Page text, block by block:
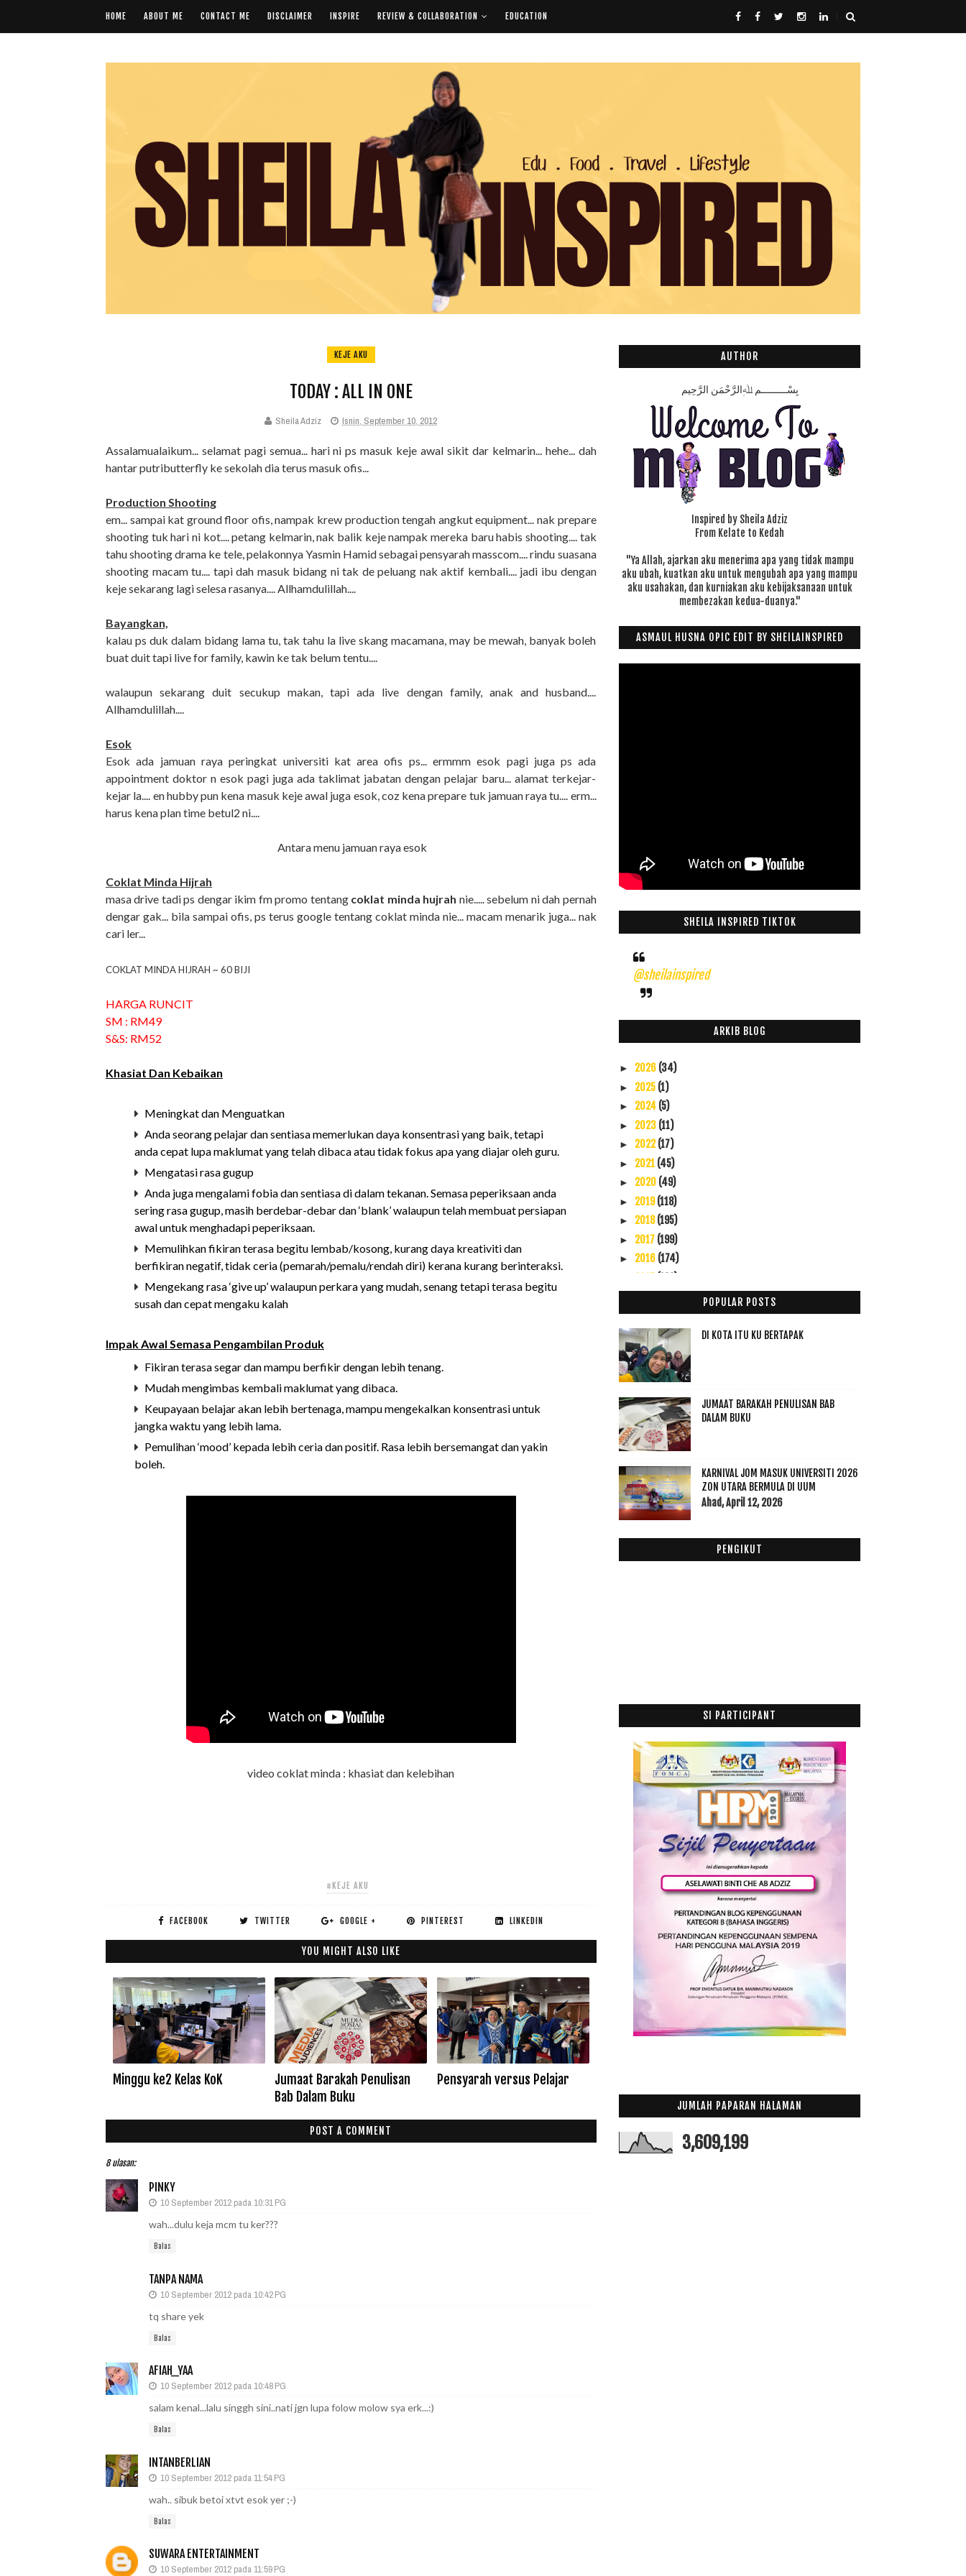
HOME ABOUT ME CONTACT ME DISCLAIMER INSPIRE REVIEW & COLLABORATION EDUCATION
KEJE AKU
TODAY : ALL IN ONE
Sheila Adziz Isnin, September 10, 2012
Assalamualaikum... selamat pagi semua... hari ni ps masuk keje awal sikit dar kelmarin... hehe... dah
hantar putributterfly ke sekolah dia terus masuk ofis...
Production Shooting
em... sampai kat ground floor ofis, nampak krew production tengah angkut equipment... nak prepare
shooting tuk hari ni kot.... petang kelmarin, nak balik keje nampak mereka baru habis shooting.... tak
tahu shooting drama ke tele, pelakonnya Yasmin Hamid sebagai pensyarah masscom.... rindu suasana
shooting macam tu.... tapi dah masuk bidang ni tak de peluang nak aktif kembali.... jadi ibu dengan
keje sekarang lagi selesa rasanya.... Allhamdulillah....
Bayangkan,
kalau ps duk dalam bidang lama tu, tak tahu la live skang macamana, may be mewah, banyak boleh
buat duit tapi live for family, kawin ke tak belum tentu....
walaupun sekarang duit secukup makan, tapi ada live dengan family, anak and husband....
Allhamdulillah....
Esok
Esok ada jamuan raya peringkat universiti kat area ofis ps... ermmm esok pagi juga ps ada
appointment doktor n esok pagi juga ada taklimat jabatan dengan pelajar baru... alamat terkejar-
kejar la.... en hubby pun kena masuk keje awal juga esok, coz kena prepare tuk jamuan raya tu.... erm...
harus kena plan time betul2 ni....
Antara menu jamuan raya esok
Coklat Minda Hijrah
masa drive tadi ps dengar ikim fm promo tentang coklat minda hujrah nie..... sebelum ni dah pernah
dengar gak... bila sampai ofis, ps terus google tentang coklat minda nie... macam menarik juga... nak
cari ler...
COKLAT MINDA HIJRAH ~ 60 BIJI
HARGA RUNCIT
SM : RM49
S&S: RM52
Khasiat Dan Kebaikan
Meningkat dan Menguatkan
Anda seorang pelajar dan sentiasa memerlukan daya konsentrasi yang baik, tetapi
anda cepat lupa maklumat yang telah dibaca atau tidak fokus apa yang diajar oleh guru.
Mengatasi rasa gugup
Anda juga mengalami fobia dan sentiasa di dalam tekanan. Semasa peperiksaan anda
sering rasa gugup, masih berdebar-debar dan ‘blank’ walaupun telah membuat persiapan
awal untuk menghadapi peperiksaan.
Memulihkan fikiran terasa begitu lembab/kosong, kurang daya kreativiti dan
berfikiran negatif, tidak ceria (pemarah/pemalu/rendah diri) kerana kurang berinteraksi.
Mengekang rasa ‘give up’ walaupun perkara yang mudah, senang tetapi terasa begitu
susah dan cepat mengaku kalah
Impak Awal Semasa Pengambilan Produk
Fikiran terasa segar dan mampu berfikir dengan lebih tenang.
Mudah mengimbas kembali maklumat yang dibaca.
Keupayaan belajar akan lebih bertenaga, mampu mengekalkan konsentrasi untuk
jangka waktu yang lebih lama.
Pemulihan ‘mood’ kepada lebih ceria dan positif. Rasa lebih bersemangat dan yakin
boleh.
video coklat minda : khasiat dan kelebihan
#KEJE AKU
FACEBOOK TWITTER GOOGLE + PINTEREST LINKEDIN
YOU MIGHT ALSO LIKE
Minggu ke2 Kelas KoK
Jumaat Barakah Penulisan
Bab Dalam Buku
Pensyarah versus Pelajar
POST A COMMENT
8 ulasan:
PINKY
10 September 2012 pada 10:31 PG
wah...dulu keja mcm tu ker???
Balas
TANPA NAMA
10 September 2012 pada 10:42 PG
tq share yek
Balas
AFIAH_YAA
10 September 2012 pada 10:48 PG
salam kenal...lalu singgh sini..nati jgn lupa folow molow sya erk...:)
Balas
INTANBERLIAN
10 September 2012 pada 11:54 PG
wah.. sibuk betoi xtvt esok yer ;-)
Balas
SUWARA ENTERTAINMENT
10 September 2012 pada 11:59 PG
AUTHOR
بِسْـــــــــمِ ﷲِالرَّحْمَنِ الرَّحِيم
Inspired by Sheila Adziz
From Kelate to Kedah
"Ya Allah, ajarkan aku menerima apa yang tidak mampu
aku ubah, kuatkan aku untuk mengubah apa yang mampu
aku usahakan, dan kurniakan aku kebijaksanaan untuk
membezakan kedua-duanya."
ASMAUL HUSNA OPIC EDIT BY SHEILAINSPIRED
SHEILA INSPIRED TIKTOK
@sheilainspired
ARKIB BLOG
► 2026 (34)
► 2025 (1)
► 2024 (5)
► 2023 (11)
► 2022(17)
► 2021 (45)
► 2020 (49)
► 2019(118)
► 2018(195)
► 2017 (199)
► 2016 (174)
►2013(53)
▼2012 (100)
►Disember
►November(7)
▼September
(15)
Persediaan Berpantang part 1
check up for 37 weeks
Menu Ketika Berpantang Bersalin
Check up lagi....
Menu malas-malas semalam
Mulakan aktiviti mendobi baju baby
of...
►Ogos(5)
►Julai(7)
Jun(20)
►Mei(2)
Februari(14)
Januari (19)
POPULAR POSTS
DI KOTA ITU KU BERTAPAK
JUMAAT BARAKAH PENULISAN BAB
DALAM BUKU
KARNIVAL JOM MASUK UNIVERSITI 2026
ZON UTARA BERMULA DI UUM
Ahad, April 12, 2026
PENGIKUT
SI PARTICIPANT
JUMLAH PAPARAN HALAMAN
3,609,199